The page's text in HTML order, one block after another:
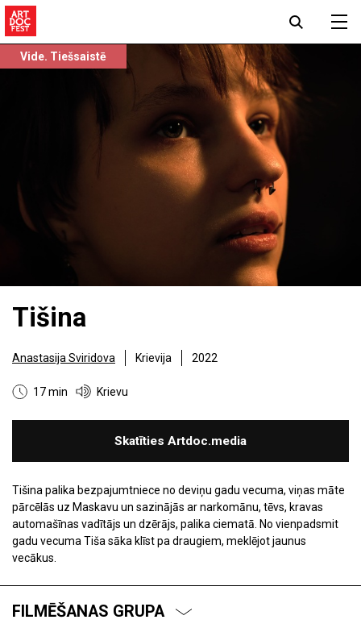
Vide. Tiešsaistē
Tišina
Anastasija Sviridova Krievija 2022
17 min Krievu
Skatīties Artdoc.media
Tišina palika bezpajumtniece no deviņu gadu vecuma, viņas māte
pārcēlās uz Maskavu un sazinājās ar narkomānu, tēvs, kravas
automašīnas vadītājs un dzērājs, palika ciematā. No vienpadsmit
gadu vecuma Tiša sāka klīst pa draugiem, meklējot jaunus
vecākus.
FILMĒŠANAS GRUPA